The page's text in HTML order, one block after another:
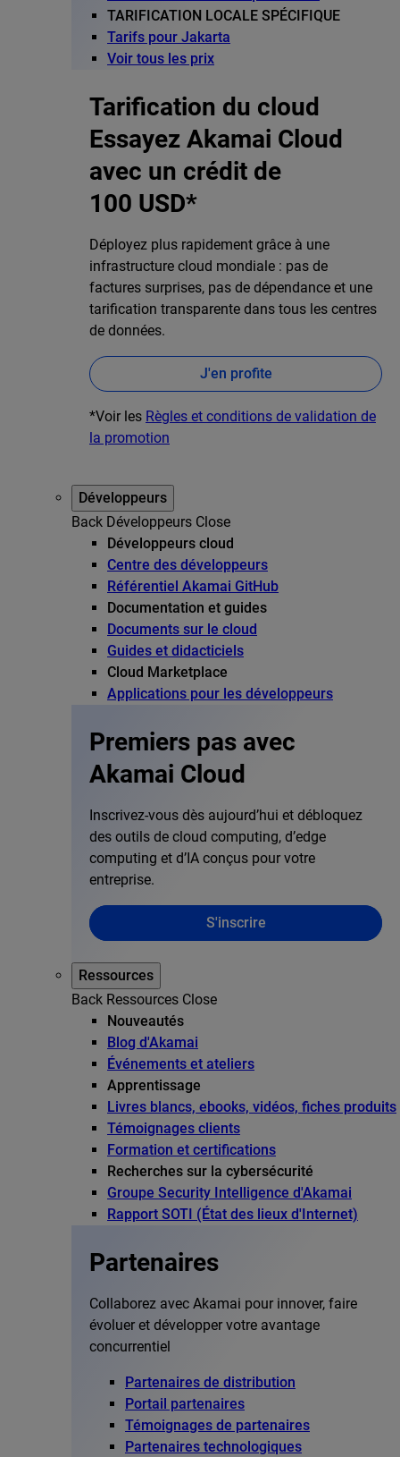
TARIFICATION LOCALE SPÉCIFIQUE
Tarifs pour Jakarta
Voir tous les prix
Tarification du cloud
Essayez Akamai Cloud
avec un crédit de
100 USD*
Déployez plus rapidement grâce à une
infrastructure cloud mondiale : pas de
factures surprises, pas de dépendance et une
tarification transparente dans tous les centres
de données.
J'en profite
*Voir les Règles et conditions de validation de
la promotion
Développeurs
Back Développeurs Close
Développeurs cloud
Centre des développeurs
Référentiel Akamai GitHub
Documentation et guides
Documents sur le cloud
Guides et didacticiels
Cloud Marketplace
Applications pour les développeurs
Premiers pas avec
Akamai Cloud
Inscrivez-vous dès aujourd’hui et débloquez
des outils de cloud computing, d’edge
computing et d’IA conçus pour votre
entreprise.
S'inscrire
Ressources
Back Ressources Close
Nouveautés
Blog d'Akamai
Événements et ateliers
Apprentissage
Livres blancs, ebooks, vidéos, fiches produits
Témoignages clients
Formation et certifications
Recherches sur la cybersécurité
Groupe Security Intelligence d'Akamai
Rapport SOTI (État des lieux d'Internet)
Partenaires
Collaborez avec Akamai pour innover, faire
évoluer et développer votre avantage
concurrentiel
Partenaires de distribution
Portail partenaires
Témoignages de partenaires
Partenaires technologiques